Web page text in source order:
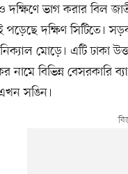
ভাগ করার বিল
পড়েছে দক্ষিণ সিটিতে।
মোড়ে। এটি ঢাকা
নামে বিভিন্ন বেসরকারি
সঙিন।